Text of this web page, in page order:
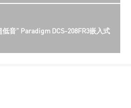
音” Paradigm DCS-208FR3嵌入式